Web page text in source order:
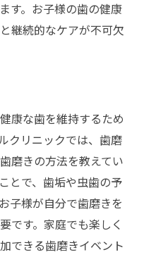
す。お子様の歯の健康
継続的なケアが不可欠
康な歯を維持するため
クリニックでは、歯磨
磨きの方法を教えてい
とで、歯垢や虫歯の予
子様が自分で歯磨きを
です。家庭でも楽しく
できる歯磨きイベント